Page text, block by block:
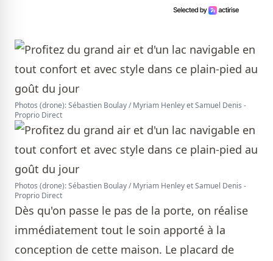
Photos (drone): Sébastien Boulay / Myriam Henley et Samuel Denis -
Proprio Direct
Photos (drone): Sébastien Boulay / Myriam Henley et Samuel Denis -
Proprio Direct
Dès qu'on passe le pas de la porte, on réalise
immédiatement tout le soin apporté à la
conception de cette maison. Le placard de